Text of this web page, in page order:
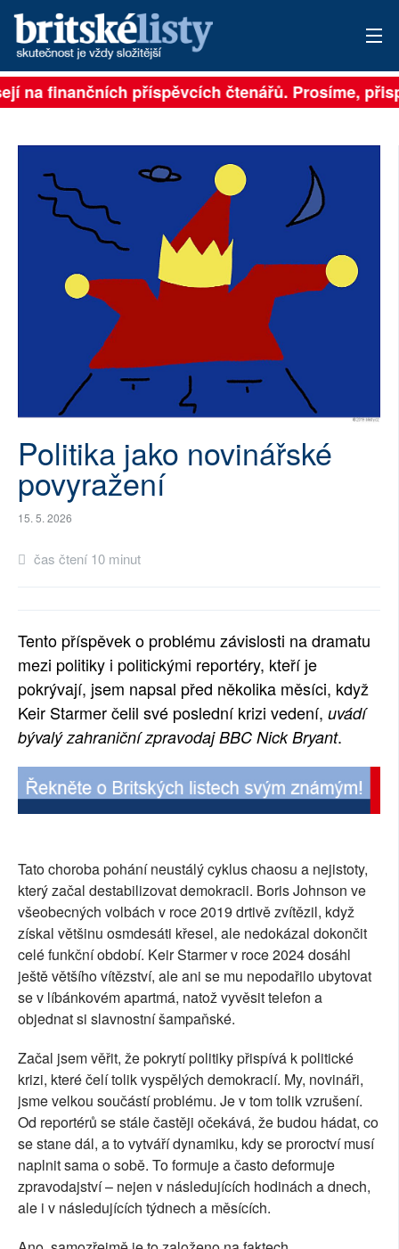
PŘIHLÁSIT
ARCHIV
ROZHOVORY
NEJČTENĚJŠÍ ZA 7 DNÍ
PŘÍSPĚVKY NA PROVOZ
SOCIÁLNÍ SÍTĚ
RUBRIKY
PLNÁ VERZE STRÁNEK
na finančních příspěvcích čtenářů. Prosíme,
Politika jako novinářské
povyražení
15. 5. 2026
čas čtení 10 minut
Tento příspěvek o problému závislosti na dramatu
mezi politiky i politickými reportéry, kteří je
pokrývají, jsem napsal před několika měsíci, když
Keir Starmer čelil své poslední krizi vedení, uvádí
bývalý zahraniční zpravodaj BBC Nick Bryant.
Tato choroba pohání neustálý cyklus chaosu a nejistoty,
který začal destabilizovat demokracii. Boris Johnson ve
všeobecných volbách v roce 2019 drtivě zvítězil, když
získal většinu osmdesáti křesel, ale nedokázal dokončit
celé funkční období. Keir Starmer v roce 2024 dosáhl
ještě většího vítězství, ale ani se mu nepodařilo ubytovat
se v líbánkovém apartmá, natož vyvěsit telefon a
objednat si slavnostní šampaňské.
Začal jsem věřit, že pokrytí politiky přispívá k politické
krizi, které čelí tolik vyspělých demokracií. My, novináři,
jsme velkou součástí problému. Je v tom tolik vzrušení.
Od reportérů se stále častěji očekává, že budou hádat, co
se stane dál, a to vytváří dynamiku, kdy se proroctví musí
naplnit sama o sobě. To formuje a často deformuje
zpravodajství – nejen v následujících hodinách a dnech,
ale i v následujících týdnech a měsících.